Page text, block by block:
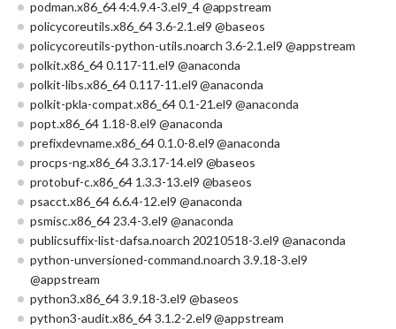
podman.x86_64 4:4.9.4-3.el9_4 @appstream
policycoreutils.x86_64 3.6-2.1.el9 @baseos
policycoreutils-python-utils.noarch 3.6-2.1.el9 @appstream
polkit.x86_64 0.117-11.el9 @anaconda
polkit-libs.x86_64 0.117-11.el9 @anaconda
polkit-pkla-compat.x86_64 0.1-21.el9 @anaconda
popt.x86_64 1.18-8.el9 @anaconda
prefixdevname.x86_64 0.1.0-8.el9 @anaconda
procps-ng.x86_64 3.3.17-14.el9 @baseos
protobuf-c.x86_64 1.3.3-13.el9 @baseos
psacct.x86_64 6.6.4-12.el9 @anaconda
psmisc.x86_64 23.4-3.el9 @anaconda
publicsuffix-list-dafsa.noarch 20210518-3.el9 @anaconda
python-unversioned-command.noarch 3.9.18-3.el9
@appstream
python3.x86_64 3.9.18-3.el9 @baseos
python3-audit.x86_64 3.1.2-2.el9 @appstream